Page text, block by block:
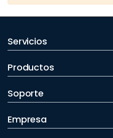
Servicios
Productos
Soporte
Empresa